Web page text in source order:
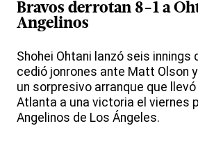
Bravos derrotan 8-1 a
Angelinos
Shohei Ohtani lanzó seis
cedió jonrones ante Matt Olson
un sorpresivo arranque que
Atlanta a una victoria el viernes
Angelinos de Los Ángeles.